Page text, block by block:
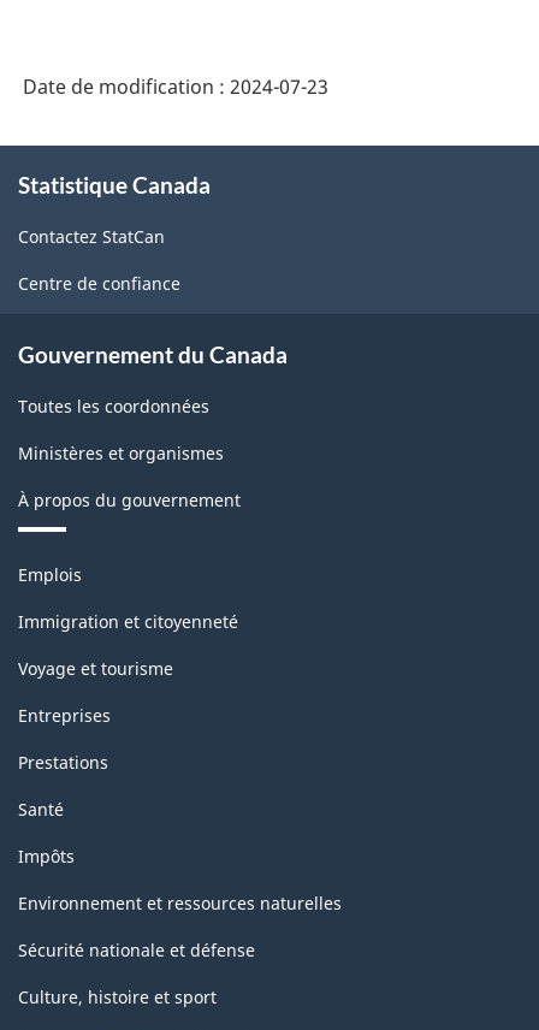
Date de modification : 2024-07-23
propos
ce
site
Statistique Canada
Contactez StatCan
Centre de confiance
Gouvernement du Canada
Toutes les coordonnées
Ministères et organismes
À propos du gouvernement
Thèmes
sujets
Emplois
Immigration et citoyenneté
Voyage et tourisme
Entreprises
Prestations
Santé
Impôts
Environnement et ressources naturelles
Sécurité nationale et défense
Culture, histoire et sport